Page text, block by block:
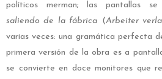
políticos merman; las pantallas se
saliendo de la fábrica (Arbeiter
varias veces: una gramática perfecta
primera versión de la obra es a
se convierte en doce monitores que